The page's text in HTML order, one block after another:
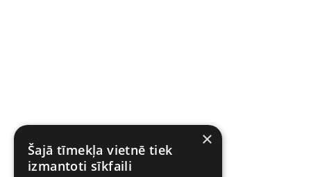
×
Šajā tīmekļa vietnē tiek
izmantoti sīkfaili